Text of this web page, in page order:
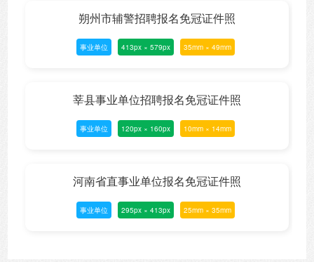
朔州市辅警招聘报名免冠证件照
事业单位 413px × 579px 35mm × 49mm
莘县事业单位招聘报名免冠证件照
事业单位 120px × 160px 10mm × 14mm
河南省直事业单位报名免冠证件照
事业单位 295px × 413px 25mm × 35mm